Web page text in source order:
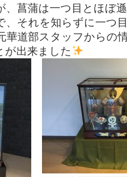
、菖蒲は一つ目とほぼ
、それを知らずに一つ
華道部スタッフからの
が出来ました